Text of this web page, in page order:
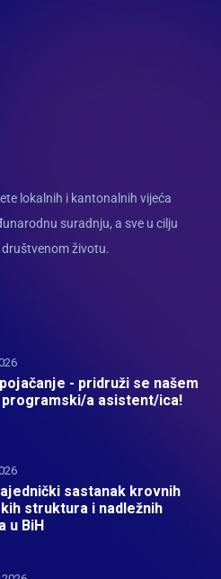
lokalnih i kantonalnih vijeća
suradnju, a sve u cilju
životu.
- pridruži se našem
a asistent/ica!
sastanak krovnih
struktura i nadležnih
u BiH